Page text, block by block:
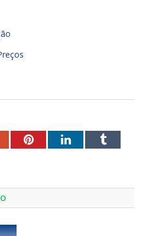
PinterestLinkedInTumblr